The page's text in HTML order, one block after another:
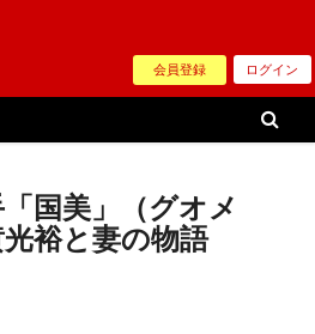
会員登録 ログイン
国美」（グオメ
裕と妻の物語